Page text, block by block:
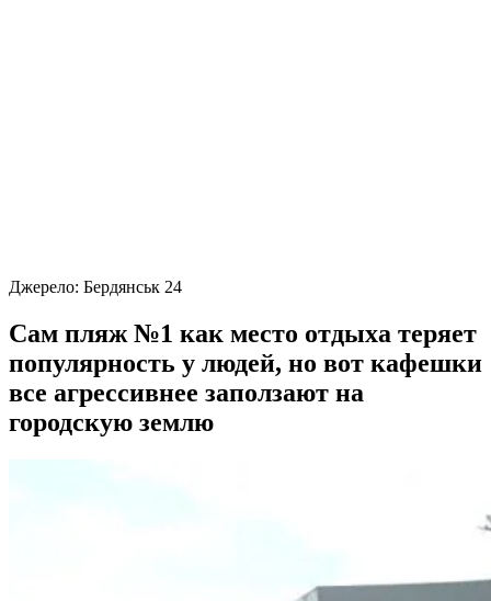
Джерело: Бердянськ 24
Сам пляж №1 как место отдыха теряет
популярность у людей, но вот кафешки
все агрессивнее заползают на
городскую землю